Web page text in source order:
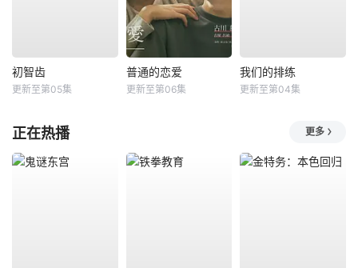
初智齿
更新至第05集
普通的恋爱
更新至第06集
我们的排练
更新至第04集
正在热播 更多